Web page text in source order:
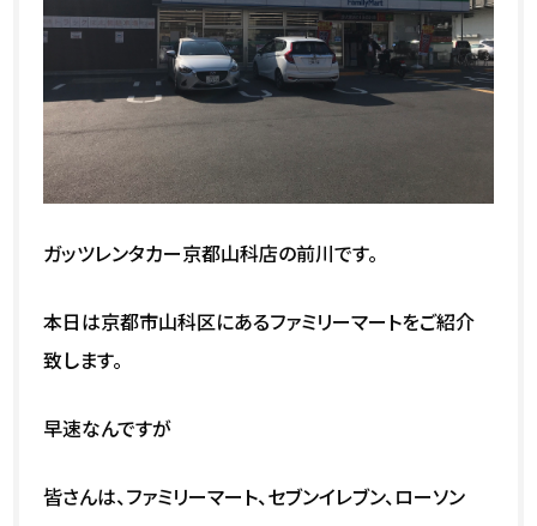
ガッツレンタカー京都山科店の前川です。
本日は京都市山科区にあるファミリーマートをご紹介
致します。
早速なんですが
皆さんは、ファミリーマート、セブンイレブン、ローソン